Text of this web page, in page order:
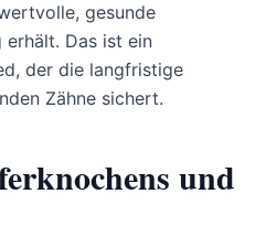
gesunde
erhält. Das ist ein
der die langfristige
Zähne sichert.
und